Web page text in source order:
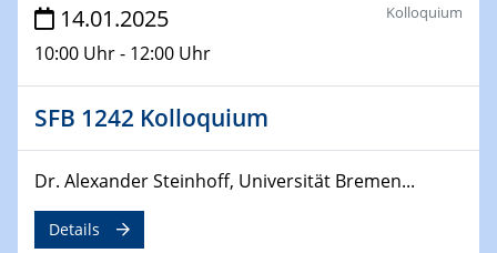
11.02.2025
Natural Water to H2
Sfb-trr247-all Annual Meeting
24.02.2025
CENIDE-BGU Seminar
14.01.2025
10:00 Uhr - 12:00 Uhr
Kolloquium
SFB 1242 Kolloquium
Dr. Alexander Steinhoff, Universität Bremen...
Details